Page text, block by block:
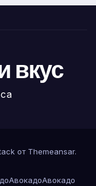
вкус
от Themeansar.
АвокадоАвокадо